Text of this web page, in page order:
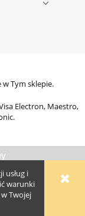
usług i
warunki
Twojej
Electron, Maestro,
Modern™